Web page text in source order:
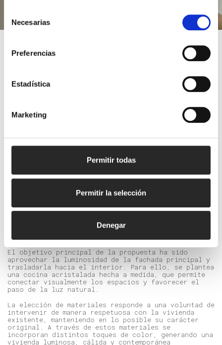
Necesarias
Preferencias
Estadística
Marketing
Permitir todas
Permitir la selección
Denegar
Cocina: Cubro Design
Carpintería: Kéyah Decor
Fotos: Gorka Ortega
donde la intervención busca mantener y recuperar la
esencia original del espacio. La carpintería de
madera del mirador se conserva y restaura, poniendo
en valor uno de los elementos más característicos
de la vivienda.
El objetivo principal de la propuesta ha sido
aprovechar la luminosidad de la fachada principal y
trasladarla hacia el interior. Para ello, se plantea
una cocina acristalada hecha a medida, que permite
conectar visualmente los espacios y favorecer el
paso de la luz natural.
La elección de materiales responde a una voluntad de
intervenir de manera respetuosa con la vivienda
existente, manteniendo en lo posible su carácter
original. A través de estos materiales se
incorporan distintos toques de color, generando una
vivienda luminosa, cálida y contemporánea